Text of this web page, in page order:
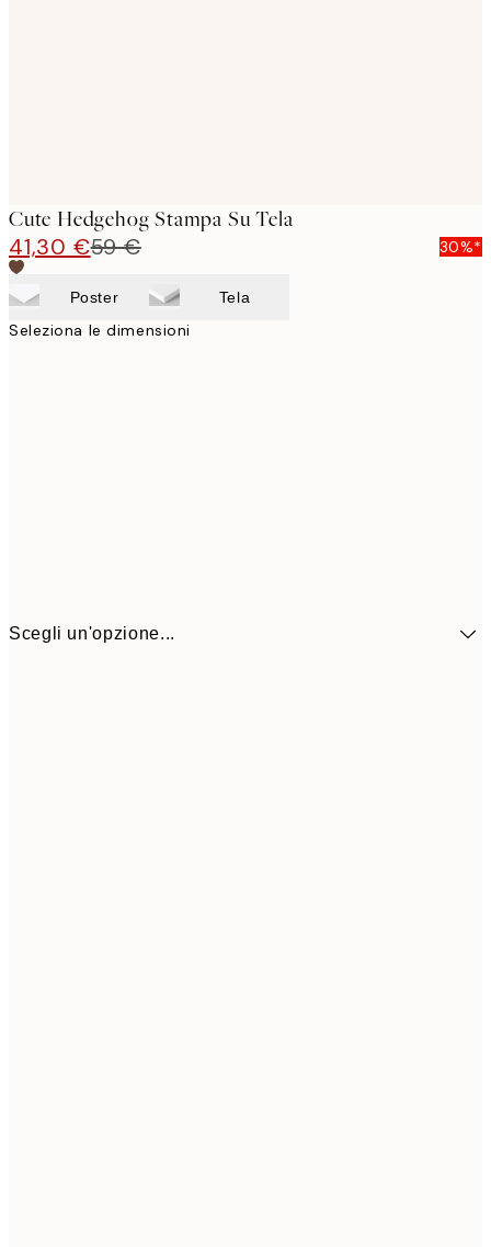
Cute Hedgehog Stampa Su Tela
41,30 €59 € 30%*
Poster Tela
Seleziona le dimensioni
Scegli un'opzione...